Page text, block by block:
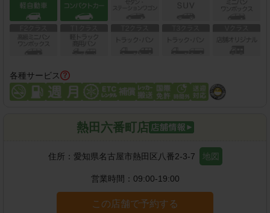
各種サービス
熱田六番町店
住所： 愛知県名古屋市熱田区八番2-3-7 地図
営業時間： 09:00-19:00
この店舗で予約する